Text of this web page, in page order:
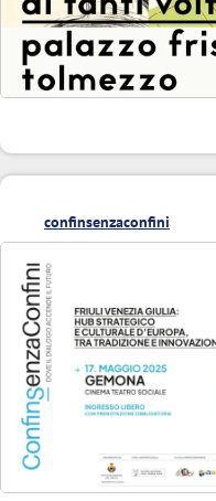
confinsenzaconfini